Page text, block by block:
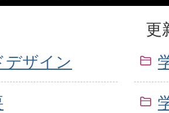
更
デザイン